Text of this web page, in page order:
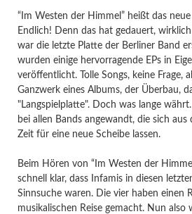
“Im Westen der Himmel” heißt das
Endlich! Denn das hat gedauert,
war die letzte Platte der Berliner Band
wurden einige hervorragende EPs in
veröffentlicht. Tolle Songs, keine Frage,
Ganzwerk eines Albums, der Überbau,
"Langspielplatte". Doch was lange
bei allen Bands angewandt, die sich aus
Zeit für eine neue Scheibe lassen.
Beim Hören von “Im Westen der
schnell klar, dass Infamis in diesen
Sinnsuche waren. Die vier haben einen
musikalischen Reise gemacht. Nun also